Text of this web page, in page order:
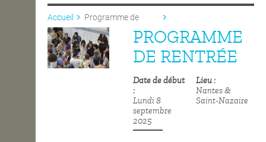
L'ÉCOLE
Accueil
Programme de
rentrée
PROGRAMME
DE RENTRÉE
Date de début
Lundi 8
septembre
2025
Lieu
Nantes &
Saint-Nazaire